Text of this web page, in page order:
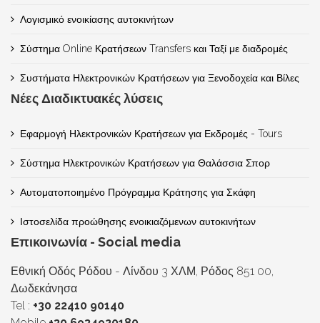
Λογισμικό ενοικίασης αυτοκινήτων
Σύστημα Online Κρατήσεων Transfers και Ταξί με διαδρομές
Συστήματα Ηλεκτρονικών Κρατήσεων για Ξενοδοχεία και Βίλες
Νέες Διαδικτυακές λύσεις
Εφαρμογή Ηλεκτρονικών Κρατήσεων για Εκδρομές - Tours
Σύστημα Ηλεκτρονικών Κρατήσεων για Θαλάσσια Σπορ
Αυτοματοποιημένο Πρόγραμμα Κράτησης για Σκάφη
Ιστοσελίδα προώθησης ενοικιαζόμενων αυτοκινήτων
Επικοινωνία - Social media
Εθνική Οδός Ρόδου - Λίνδου 3 ΧΛΜ, Ρόδος 851 00,
Δωδεκάνησα
Tel : +30 22410 90140